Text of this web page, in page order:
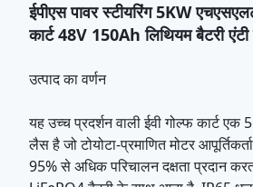
ईपीएस पावर स्टीयरिंग 5KW
कार्ट 48V 150Ah लिथियम बैटरी एंटी
उत्पाद का वर्णन
यह उच्च प्रदर्शन वाली ईवी गोल्फ कार्ट
लैस है जो टोयोटा-प्रमाणित मोटर
95% से अधिक परिचालन दक्षता प्रदान